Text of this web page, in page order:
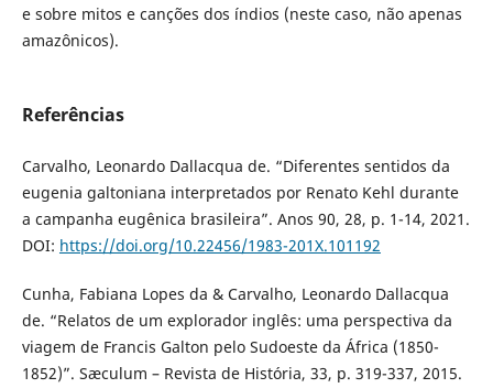
e sobre mitos e canções dos índios (neste caso, não apenas
amazônicos).
Referências
Carvalho, Leonardo Dallacqua de. “Diferentes sentidos da
eugenia galtoniana interpretados por Renato Kehl durante
a campanha eugênica brasileira”. Anos 90, 28, p. 1-14, 2021.
DOI: https://doi.org/10.22456/1983-201X.101192
Cunha, Fabiana Lopes da & Carvalho, Leonardo Dallacqua
de. “Relatos de um explorador inglês: uma perspectiva da
viagem de Francis Galton pelo Sudoeste da África (1850-
1852)”. Sæculum – Revista de História, 33, p. 319-337, 2015.